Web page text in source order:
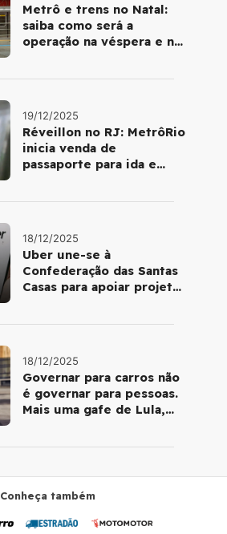
Metrô e trens no Natal:
saiba como será a
operação na véspera e no
19/12/2025
Réveillon no RJ: MetrôRio
inicia venda de
passaporte para ida e
18/12/2025
Uber une-se à
Confederação das Santas
Casas para apoiar projetos
18/12/2025
Governar para carros não
é governar para pessoas.
Mais uma gafe de Lula,
Conheça também